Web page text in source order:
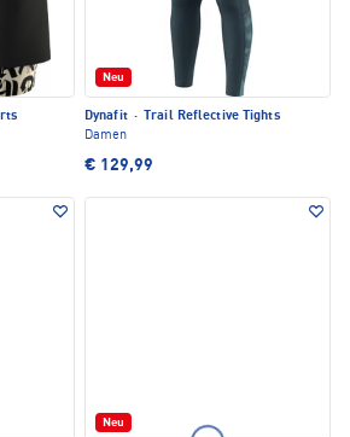
Neu
Dynafit ·
Trail Reflective Tights
Damen
€ 129,99
Neu